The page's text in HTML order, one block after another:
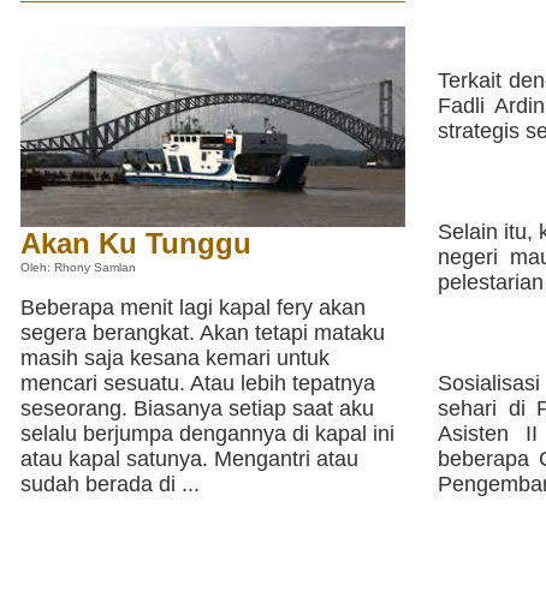
Akan Ku Tunggu
Oleh: Rhony Samlan
Beberapa menit lagi kapal fery akan
segera berangkat. Akan tetapi mataku
masih saja kesana kemari untuk
mencari sesuatu. Atau lebih tepatnya
seseorang. Biasanya setiap saat aku
selalu berjumpa dengannya di kapal ini
atau kapal satunya. Mengantri atau
sudah berada di ...
Terkait
Fadli
strategis
Selain itu,
negeri
sehari di
Asisten II
beberapa